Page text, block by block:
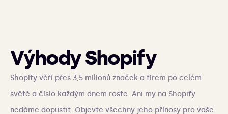
Výhody Shopify
Shopify věří přes 3,5 milionů značek a firem po celém
světě a číslo každým dnem roste. Ani my na Shopify
nedáme dopustit. Objevte všechny jeho přínosy pro vaše